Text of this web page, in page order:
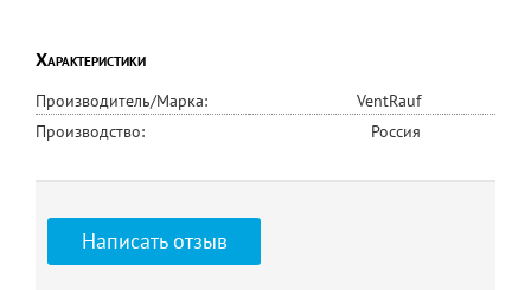
Характеристики
Производитель/Марка:
VentRauf
Производство:
Россия
Написать отзыв